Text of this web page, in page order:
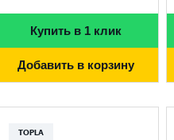
Купить в 1 клик
Добавить в корзину
TOPLA